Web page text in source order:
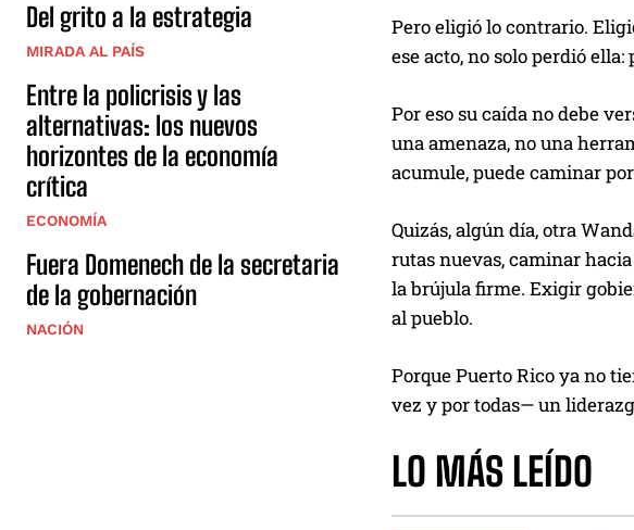
Del grito a la estrategia
MIRADA AL PAÍS
Entre la policrisis y las
alternativas: los nuevos
horizontes de la economía
crítica
ECONOMÍA
Fuera Domenech de la secretaria
de la gobernación
NACIÓN
Pero eligió lo contrario.
ese acto, no solo perdió
Por eso su caída no debe
una amenaza, no una
acumule, puede caminar
Quizás, algún día, otra
rutas nuevas, caminar
la brújula firme. Exigir
al pueblo.
Porque Puerto Rico ya no
vez y por todas— un
LO MÁS LEÍDO